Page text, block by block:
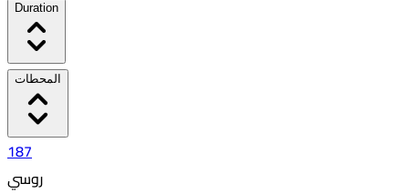
Duration
المحطات
187
روسي